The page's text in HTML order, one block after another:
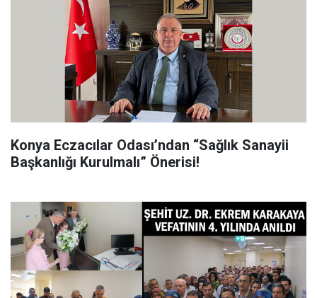
Konya Eczacılar Odası’ndan “Sağlık Sanayii
Başkanlığı Kurulmalı” Önerisi!